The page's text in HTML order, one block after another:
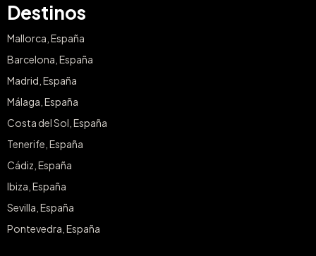
Destinos
Mallorca, España
Barcelona, España
Madrid, España
Málaga, España
Costa del Sol, España
Tenerife, España
Cádiz, España
Ibiza, España
Sevilla, España
Pontevedra, España